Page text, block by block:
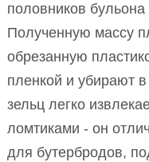
половников
Полученную массу
обрезанную
пленкой и убирают
зельц легко
ломтиками - он
для бутербродов,